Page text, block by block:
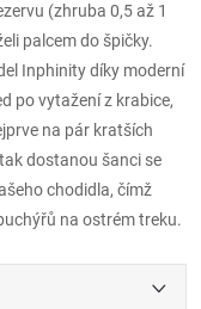
(zhruba 0,5 až 1
palcem do špičky.
Inphinity díky moderní
po vytažení z krabice,
na pár kratších
dostanou šanci se
chodidla, čímž
na ostrém treku.